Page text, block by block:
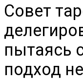
Совет
пытаясь
подход